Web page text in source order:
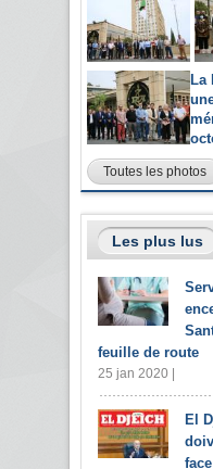
La
Toutes les photos
Les plus lus
feuille de route
25 jan 2020 |
El